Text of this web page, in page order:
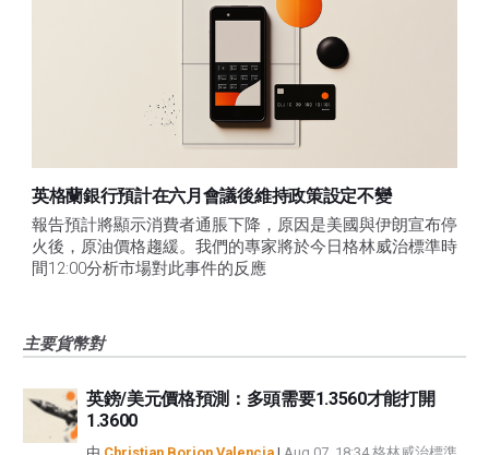
英格蘭銀行預計在六月會議後維持政策設定不變
報告預計將顯示消費者通脹下降，原因是美國與伊朗宣布停
火後，原油價格趨緩。我們的專家將於今日格林威治標準時
間12:00分析市場對此事件的反應
主要貨幣對
英鎊/美元價格預測：多頭需要1.3560才能打開
1.3600